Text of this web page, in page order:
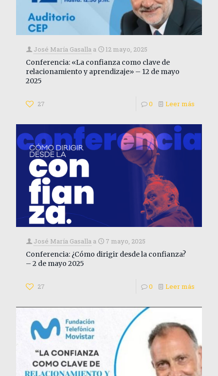
José María Gasalla a
12 mayo, 2025
Conferencia: «La confianza como clave de
relacionamiento y aprendizaje» – 12 de mayo
2025
27 0 Leer más
José María Gasalla a
7 mayo, 2025
Conferencia: ¿Cómo dirigir desde la confianza?
– 2 de mayo 2025
27 0 Leer más